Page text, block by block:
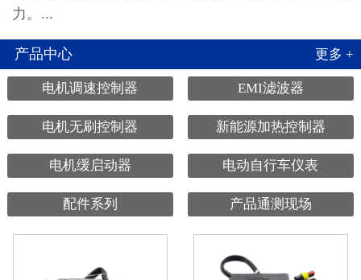
力。...
产品中心 更多 +
电机调速控制器 EMI滤波器
电机无刷控制器 新能源加热控制器
电机缓启动器 电动自行车仪表
配件系列 产品通测现场